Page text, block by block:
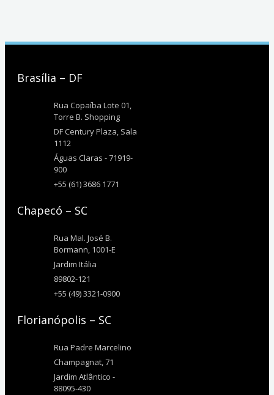
Brasília – DF
Rua Copaíba Lote 01,
Torre B. Shopping
DF Century Plaza, Sala
1112
Águas Claras - 71919-
900
+55 (61) 3686 1771
Chapecó – SC
Rua Mal. José B.
Bormann, 1001-E
Jardim Itália
89802-121
+55 (49) 3321-0900
Florianópolis – SC
Rua Padre Marcelino
Champagnat, 71
Jardim Atlântico -
88095-430